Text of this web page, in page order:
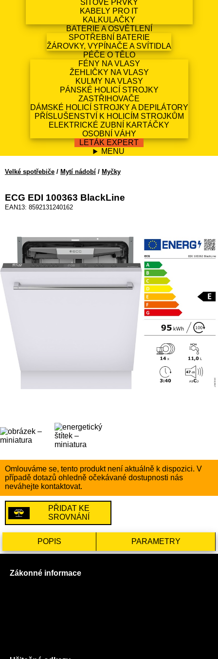
SÍŤOVÉ PRVKY
KABELY PRO IT
KALKULAČKY
BATERIE A OSVĚTLENÍ
SPOTŘEBNÍ BATERIE
ŽÁROVKY, VYPÍNAČE A SVÍTIDLA
PÉČE O TĚLO
FÉNY NA VLASY
ŽEHLIČKY NA VLASY
KULMY NA VLASY
PÁNSKÉ HOLICÍ STROJKY
ZASTŘIHOVAČE
DÁMSKÉ HOLICÍ STROJKY A DEPILÁTORY
PŘÍSLUŠENSTVÍ K HOLICÍM STROJKŮM
ELEKTRICKÉ ZUBNÍ KARTÁČKY
OSOBNÍ VÁHY
LETÁK EXPERT
MENU
Velké spotřebiče / Mytí nádobí / Myčky
ECG EDI 100363 BlackLine
EAN13: 8592131240162
Omlouváme se, tento produkt není aktuálně k dispozici. V
případě dotazů ohledně očekávané dostupnosti nás
neváhejte kontaktovat.
PŘIDAT KE
SROVNÁNÍ
POPIS PARAMETRY
Zákonné informace